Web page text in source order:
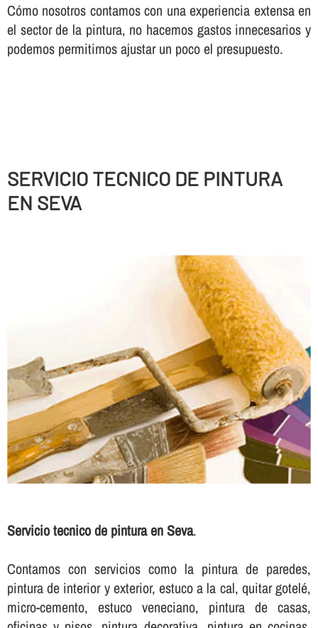
Cómo nosotros contamos con una experiencia extensa en
el sector de la pintura, no hacemos gastos innecesarios y
podemos permitirnos ajustar un poco el presupuesto.
SERVICIO TECNICO DE PINTURA
EN SEVA
Servicio tecnico de pintura en Seva.
Contamos con servicios como la pintura de paredes,
pintura de interior y exterior, estuco a la cal, quitar gotelé,
micro-cemento, estuco veneciano, pintura de casas,